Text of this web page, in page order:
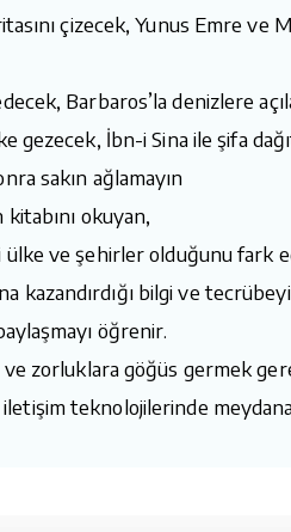
çizecek, Yunus Emre ve
Barbaros’la denizlere
gezecek, İbn-i Sina ile şifa
sakın ağlamayın
kitabını okuyan,
ve şehirler olduğunu fark
kazandırdığı bilgi ve
öğrenir.
ve zorluklara göğüs germek
teknolojilerinde